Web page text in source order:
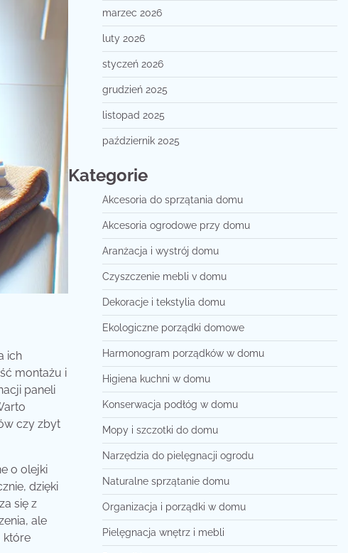
ich
montażu i
paneli
czy zbyt
o olejki
dzięki
się z
ale
które
marzec 2026
luty 2026
styczeń 2026
grudzień 2025
listopad 2025
październik 2025
Kategorie
Akcesoria do sprzątania domu
Akcesoria ogrodowe przy domu
Aranżacja i wystrój domu
Czyszczenie mebli v domu
Dekoracje i tekstylia domu
Ekologiczne porządki domowe
Harmonogram porządków w domu
Higiena kuchni w domu
Konserwacja podłóg w domu
Mopy i szczotki do domu
Narzędzia do pielęgnacji ogrodu
Naturalne sprzątanie domu
Organizacja i porządki w domu
Pielęgnacja wnętrz i mebli